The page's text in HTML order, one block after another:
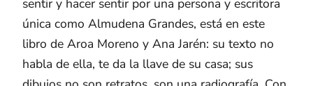
única como Almudena Grandes, está en este
libro de Aroa Moreno y Ana Jarén: su texto no
habla de ella, te da la llave de su casa; sus